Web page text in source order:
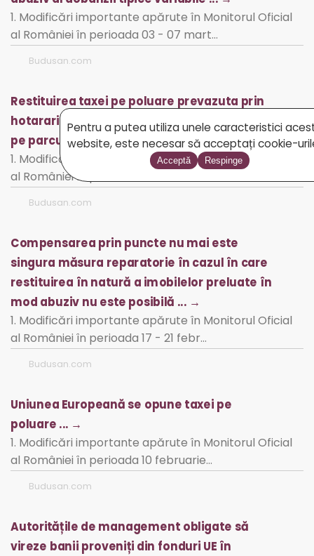
1. Modificări importante apărute în Monitorul Oficial
al României în perioada 03 - 07 mart…
Budusan.com
Restituirea taxei pe poluare prevazuta prin
hotarari judecatoresti se va realiza esalonat
pe parcursul a 5 ani ... →
1. Modificări importante apărute în Monitorul Oficial
al României în perioada 24 - 28 febr…
Budusan.com
Compensarea prin puncte nu mai este
singura măsura reparatorie în cazul în care
restituirea în natură a imobilelor preluate în
mod abuziv nu este posibilă ... →
1. Modificări importante apărute în Monitorul Oficial
al României în perioada 17 - 21 febr…
Budusan.com
Uniunea Europeană se opune taxei pe
poluare ... →
1. Modificări importante apărute în Monitorul Oficial
al României în perioada 10 februarie…
Budusan.com
Autoritățile de management obligate să
vireze banii proveniți din fonduri UE în
Pentru a putea utiliza unele caracteristici
website, este necesar să acceptați cookie-
Acceptă Respinge